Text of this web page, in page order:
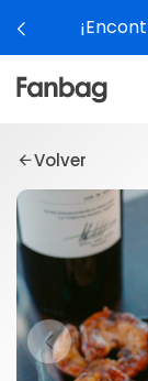
Volver